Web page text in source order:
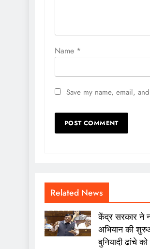
Name *
Save my name, email,
Related News
केंद्र सरकार ने
अभियान की
बुनियादी ढांचे
TECH
केंद्र सरकार
अभियान
बुनियादी